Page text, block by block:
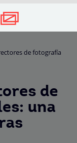
de fotografía
de
una